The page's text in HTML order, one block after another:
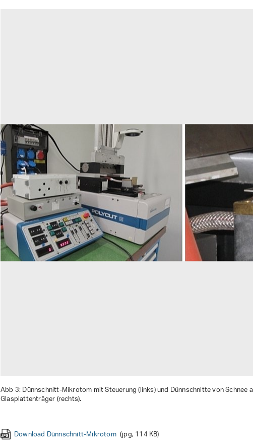
Abb 3: Dünnschnitt-Mikrotom mit Steuerung (links) und Dünnschnitte von Schnee
Glasplattenträger (rechts).
Download Dünnschnitt-Mikrotom (jpg, 114 KB)
Download Korngrenzenanalyse der Dünnschnitte